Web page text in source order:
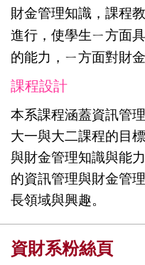
財金管理知識，課程
進行， 使學生ㄧ方面
的能力，ㄧ方面對財
課程設計
本系課程涵蓋資訊管
大一與大二課程的目
與財金管理知識與能
的資訊管理與財金管
長領域與興趣。
資財系粉絲頁